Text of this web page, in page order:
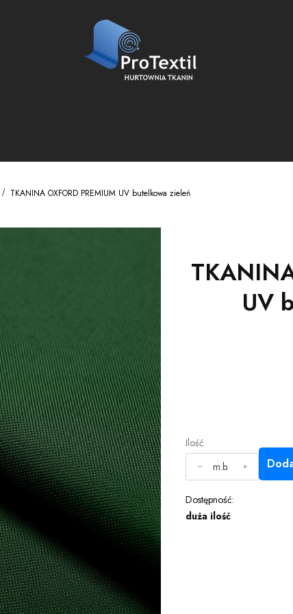
TKANINA OXFORD PREMIUM UV butelkowa zieleń
UV
Ilość
m.b.
Dostępność:
duża ilość